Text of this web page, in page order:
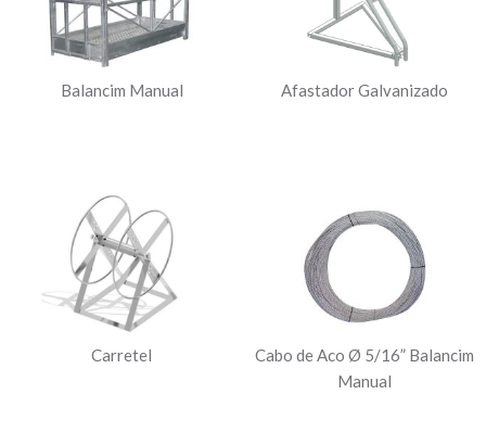
Balancim Manual Afastador Galvanizado
Carretel
Cabo de Aco Ø 5/16” Balancim
Manual